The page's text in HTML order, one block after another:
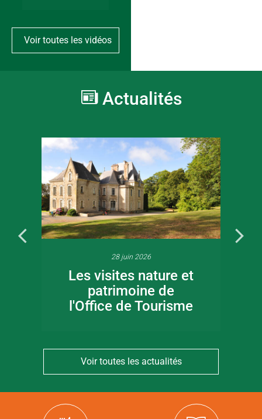
Voir toutes les vidéos
Actualités
28 juin 2026
Les visites nature et
patrimoine de
l'Office de Tourisme
Voir toutes les actualités